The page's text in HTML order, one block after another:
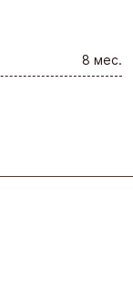
8 мес.